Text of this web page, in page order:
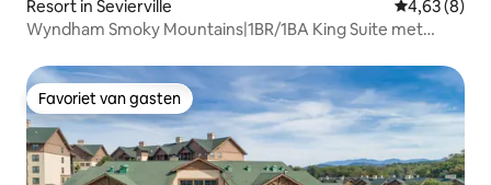
Resort in Sevierville Gemiddelde
4,63 (8)
Wyndham Smoky Mountains|1BR/1BA King Suite met
Favoriet van gasten
Favoriet van gasten